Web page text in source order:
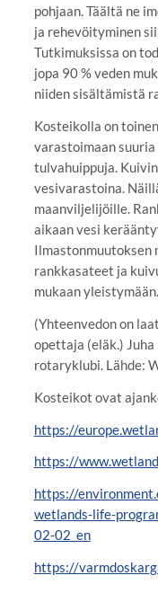
pohjaan. Täältä ne
ja rehevöityminen
Tutkimuksissa on
jopa 90 % veden
niiden sisältämistä
Kosteikolla on
varastoimaan
tulvahuippuja.
vesivarastoina.
maanviljelijöille.
aikaan vesi
Ilmastonmuutoksen
rankkasateet ja
mukaan yleistymään.
(Yhteenvedon on
opettaja (eläk.)
rotaryklubi. Lähde:
Kosteikot ovat
https://
https://
https://
wetlands-life-
02-02_en
https://